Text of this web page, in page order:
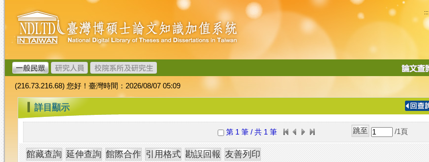
跳
到
主
要
內
容
臺
灣
博
碩
士
論
文
加
值
系
統
:::
導
(216.73.216.68) 您好！臺灣時間：2026/08/07 05:09
::: 詳目顯示
第 1 筆 / 共 1 筆 /1 頁